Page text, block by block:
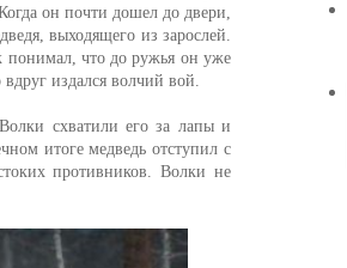
он почти дошел до двери,
выходящего из зарослей.
понимал, что до ружья он уже
издался волчий вой.
схватили его за лапы и
итоге медведь отступил с
противников. Волки не